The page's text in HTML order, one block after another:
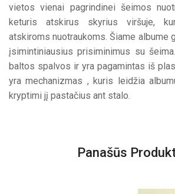
vietos vienai pagrindinei šeimos
keturis atskirus skyrius viršuje,
atskiroms nuotraukoms. Šiame albume
įsimintiniausius prisiminimus su
baltos spalvos ir yra pagamintas iš
yra mechanizmas , kuris leidžia
kryptimi jį pastačius ant stalo.
Panašūs